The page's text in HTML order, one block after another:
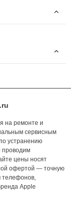
на ремонте и
сервисным
устранению
проводим
цены носят
офертой — точную
телефонов,
Apple